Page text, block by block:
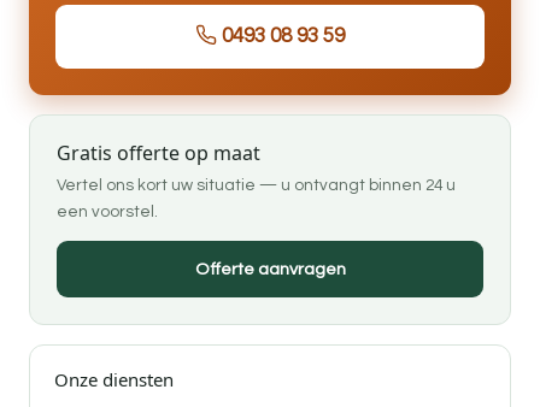
0493 08 93 59
Gratis offerte op maat
Vertel ons kort uw situatie — u ontvangt binnen 24 u
een voorstel.
Offerte aanvragen
Onze diensten